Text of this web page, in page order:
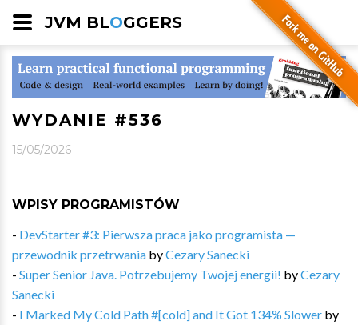
JVM BLOGGERS
WYDANIE #536
15/05/2026
WPISY PROGRAMISTÓW
- DevStarter #3: Pierwsza praca jako programista —
przewodnik przetrwania byCezary Sanecki
- Super Senior Java. Potrzebujemy Twojej energii! byCezary
Sanecki
- I Marked My Cold Path #[cold] and It Got 134% Slower by